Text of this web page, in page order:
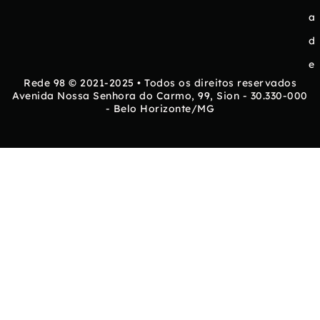
a
d
e
Rede 98 © 2021-2025 • Todos os direitos reservados
Avenida Nossa Senhora do Carmo, 99, Sion - 30.330-000
- Belo Horizonte/MG